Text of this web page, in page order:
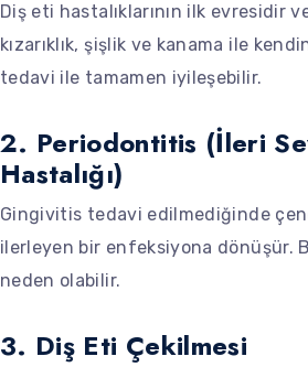
Diş eti hastalıklarının ilk evresidir
kızarıklık, şişlik ve kanama ile
tedavi ile tamamen iyileşebilir.
2. Periodontitis (İleri
Hastalığı)
Gingivitis tedavi edilmediğinde
ilerleyen bir enfeksiyona dönüşür.
neden olabilir.
3. Diş Eti Çekilmesi